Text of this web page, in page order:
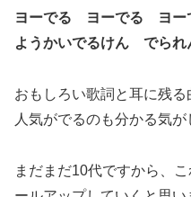
ヨーでる ヨーでる ヨー
ようかいでるけん でられ
おもしろい歌詞と耳に残る
人気がでるのも分かる気が
まだまだ10代ですから、